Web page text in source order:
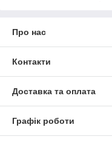
Про нас
Контакти
Доставка та оплата
Графік роботи